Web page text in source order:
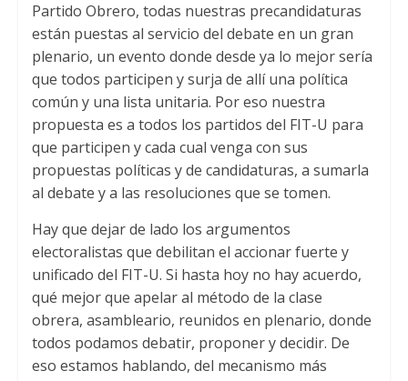
Partido Obrero, todas nuestras precandidaturas
están puestas al servicio del debate en un gran
plenario, un evento donde desde ya lo mejor sería
que todos participen y surja de allí una política
común y una lista unitaria. Por eso nuestra
propuesta es a todos los partidos del FIT-U para
que participen y cada cual venga con sus
propuestas políticas y de candidaturas, a sumarla
al debate y a las resoluciones que se tomen.
Hay que dejar de lado los argumentos
electoralistas que debilitan el accionar fuerte y
unificado del FIT-U. Si hasta hoy no hay acuerdo,
qué mejor que apelar al método de la clase
obrera, asambleario, reunidos en plenario, donde
todos podamos debatir, proponer y decidir. De
eso estamos hablando, del mecanismo más